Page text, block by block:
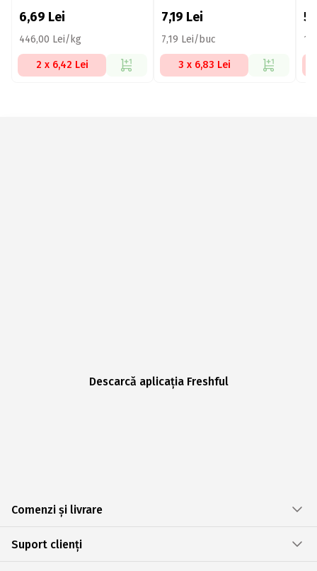
6,69 Lei
446,00 Lei/kg
2 x 6,42 Lei
7,19 Lei
7,19 Lei/buc
3 x 6,83 Lei
Descarcă aplicația Freshful
Comenzi și livrare
Suport clienți